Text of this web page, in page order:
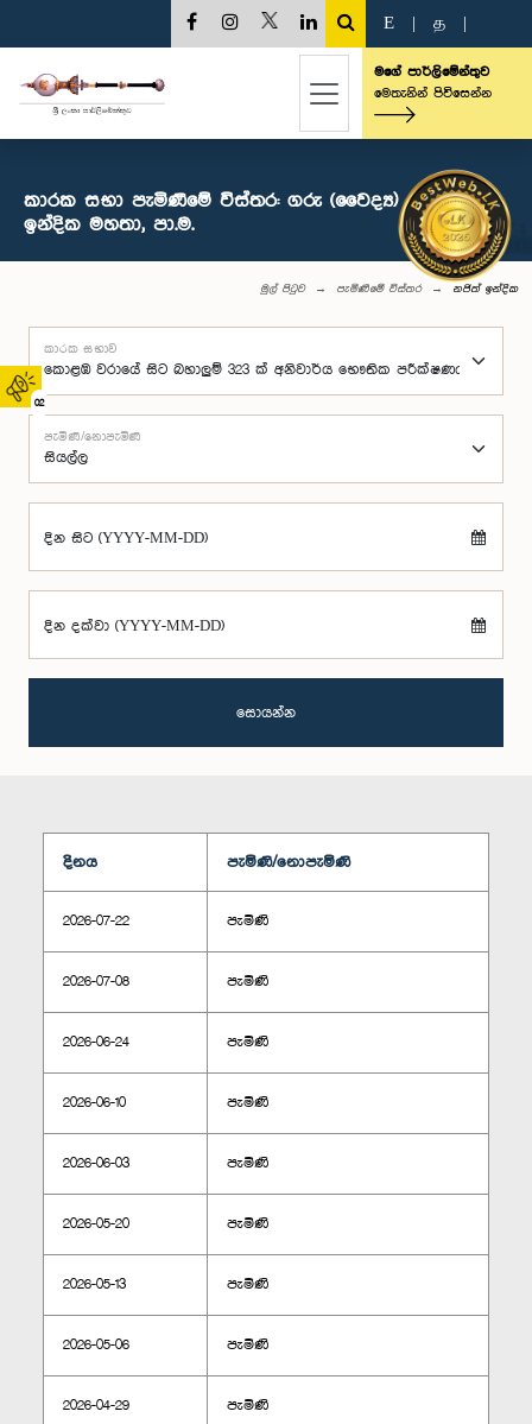
02
E த
මගේ පාර්ලිමේන්තුව
මෙතැනින් පිවිසෙන්න
කාරක සභා පැමිණීමේ විස්තර: ගරු (වෛද්‍ය) නජිත්
ඉන්දික මහතා, පා.ම.
මුල් පිටුව පැමිණීමේ විස්තර නජිත් ඉන්දික
කාරක සභාව
පැමිණි/නොපැමිණි
දින සිට (YYYY-MM-DD)
දින දක්වා (YYYY-MM-DD)
සොයන්න
දිනය පැමිණි/නොපැමිණි
2026-07-22 පැමිණි
2026-07-08 පැමිණි
2026-06-24 පැමිණි
2026-06-10 පැමිණි
2026-06-03 පැමිණි
2026-05-20 පැමිණි
2026-05-13 පැමිණි
2026-05-06 පැමිණි
2026-04-29 පැමිණි